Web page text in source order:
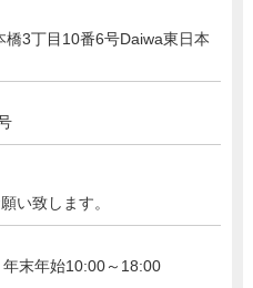
3丁目10番6号Daiwa東日本
い致します。
末年始10:00～18:00